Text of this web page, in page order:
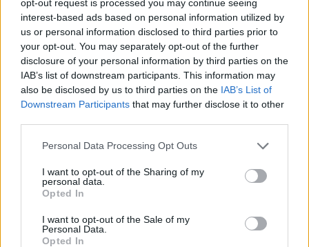
opt-out request is processed you may continue seeing
interest-based ads based on personal information utilized by
us or personal information disclosed to third parties prior to
your opt-out. You may separately opt-out of the further
disclosure of your personal information by third parties on the
IAB’s list of downstream participants. This information may
also be disclosed by us to third parties on the IAB’s List of
Downstream Participants that may further disclose it to other
Personal Data Processing Opt Outs
I want to opt-out of the Sharing of my
personal data.
Opted In
I want to opt-out of the Sale of my
Personal Data.
Opted In